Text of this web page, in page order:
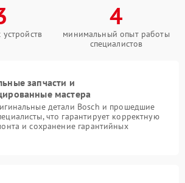
4
минимальный опыт работы
специалистов
запчасти и
мастера
детали Bosch и прошедшие
что гарантирует корректную
и сохранение гарантийных